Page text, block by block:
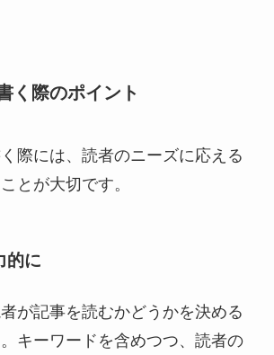
く際のポイント
際には、読者のニーズに応える
とが大切です。
的に
が記事を読むかどうかを決める
キーワードを含めつつ、読者の